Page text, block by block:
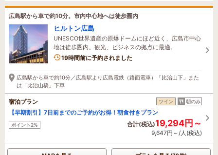
広島駅から車で約10分。市内中心地へは徒歩圏内
ヒルトン広島
UNESCO世界遺産の原爆ドームにほど近く、広島市中心
地は徒歩圏内。観光、ビジネスの拠点に最適。
2名がこの宿を見ています
広島駅から車で約10分／広島駅より広島電鉄（路面電車）「比治山下」また
は「比治山橋」下車
宿泊プラン ツイン 朝のみ
【早期割引】7日前までのご予約がお得！朝食付きプラン
ポイント2% 合計(税込)19,294円～
9,647円～/人(税込)